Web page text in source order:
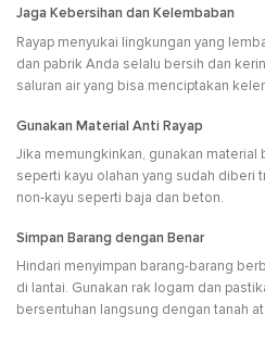
Jaga Kebersihan dan Kelembaban
Rayap menyukai lingkungan yang
dan pabrik Anda selalu bersih dan
saluran air yang bisa menciptakan
Gunakan Material Anti Rayap
Jika memungkinkan, gunakan material
seperti kayu olahan yang sudah diberi
non-kayu seperti baja dan beton.
Simpan Barang dengan Benar
Hindari menyimpan barang-barang
di lantai. Gunakan rak logam dan
bersentuhan langsung dengan tanah